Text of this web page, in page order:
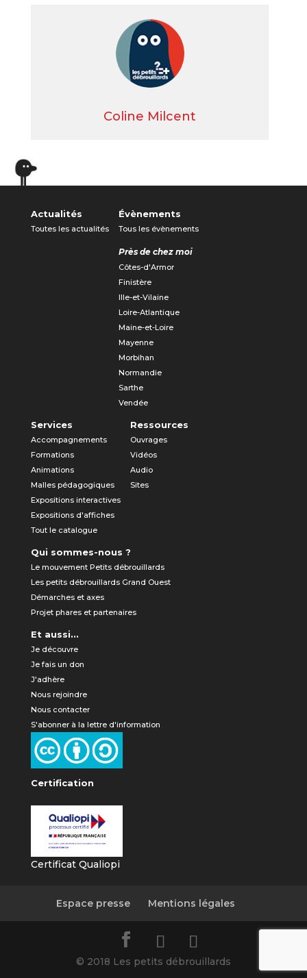
Coline Milcent
Actualités
Toutes les actualités
Évènements
Tous les évènements
Près de chez moi
Côtes-d'Armor
Finistère
Ille-et-Vilaine
Loire-Atlantique
Maine-et-Loire
Mayenne
Morbihan
Normandie
Sarthe
Vendée
Services
Accompagnements
Formations
Animations
Malles pédagogiques
Expositions interactives
Expositions d'affiches
Tout le catalogue
Ressources
Ouvrages
Vidéos
Audio
Sites
Qui sommes-nous ?
Le mouvement Petits débrouillards
Les petits débrouillards Grand Ouest
Démarches et axes
Projet phares et partenaires
Et aussi...
Je découvre
Je fais un don
J'adhère
Nous rejoindre
Nous contacter
S'abonner à la lettre d'information
Certification
Certificat Qualiopi
Espace presse Mentions légales
© 2018 Les petits débrouillards